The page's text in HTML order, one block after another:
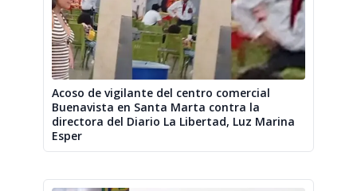
Acoso de vigilante del centro comercial
Buenavista en Santa Marta contra la
directora del Diario La Libertad, Luz Marina
Esper